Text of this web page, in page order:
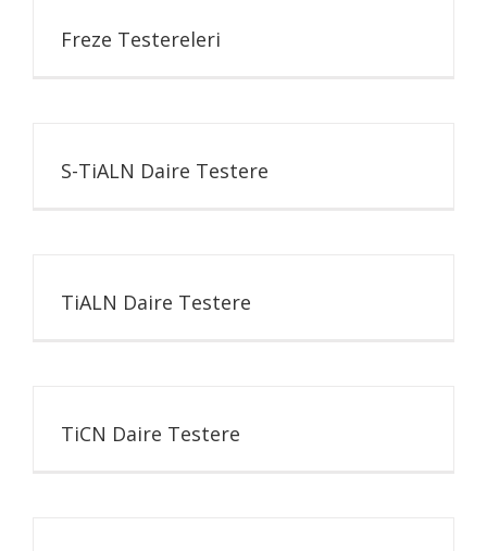
Freze Testereleri
S-TiALN Daire Testere
TiALN Daire Testere
TiCN Daire Testere